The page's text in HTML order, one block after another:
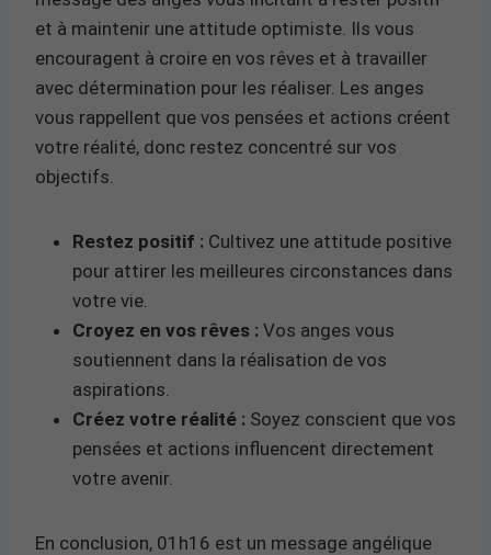
et à maintenir une attitude optimiste. Ils vous
encouragent à croire en vos rêves et à travailler
avec détermination pour les réaliser. Les anges
vous rappellent que vos pensées et actions créent
votre réalité, donc restez concentré sur vos
objectifs.
Restez positif : Cultivez une attitude positive
pour attirer les meilleures circonstances dans
votre vie.
Croyez en vos rêves : Vos anges vous
soutiennent dans la réalisation de vos
aspirations.
Créez votre réalité : Soyez conscient que vos
pensées et actions influencent directement
votre avenir.
En conclusion, 01h16 est un message angélique